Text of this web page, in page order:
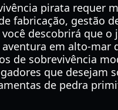
pirata requer
fabricação, gestão
você descobrirá que
em alto-mar
de sobrevivência
que desejam
de pedra